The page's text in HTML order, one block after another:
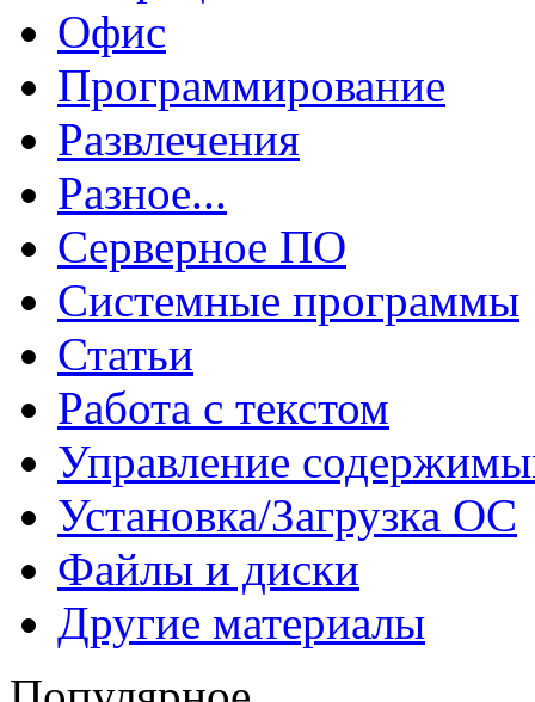
Офис
Программирование
Развлечения
Разное...
Серверное ПО
Системные программы
Статьи
Работа с текстом
Управление
Установка/Загрузка ОС
Файлы и диски
Другие материалы